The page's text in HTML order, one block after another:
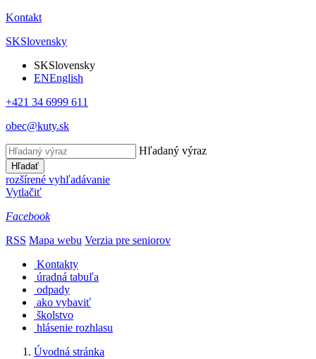
Kontakt
SKSlovensky
SKSlovensky
ENEnglish
+421 34 6999 611
obec@kuty.sk
Hľadaný výraz
Hľadať
rozšírené vyhľadávanie
Vytlačiť
Facebook
RSS Mapa webu Verzia pre seniorov
Kontakty
úradná tabuľa
odpady
ako vybaviť
školstvo
hlásenie rozhlasu
Úvodná stránka